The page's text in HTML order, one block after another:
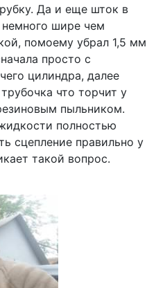
Да и еще шток в
шире чем
помоему убрал 1,5 мм
просто с
цилиндра, далее
что торчит у
пыльником.
полностью
сцепление правильно у
такой вопрос.